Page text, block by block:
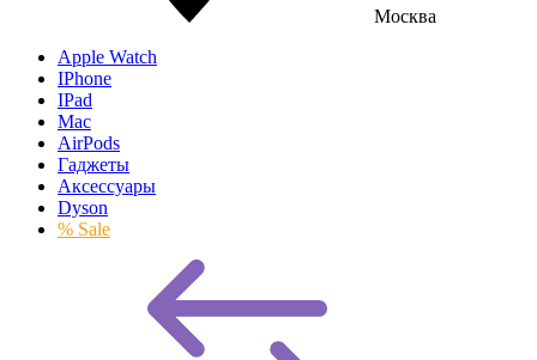
Москва
Apple Watch
IPhone
IPad
Mac
AirPods
Гаджеты
Аксессуары
Dyson
% Sale